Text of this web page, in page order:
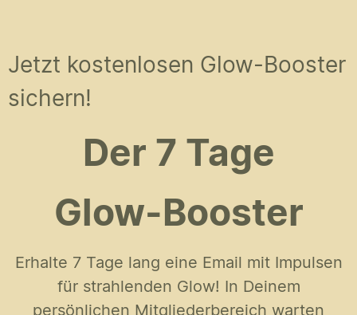
Jetzt kostenlosen Glow-Booster
sichern!
Der 7 Tage
Glow-Booster
Erhalte 7 Tage lang eine Email mit Impulsen
für strahlenden Glow! In Deinem
persönlichen Mitgliederbereich warten